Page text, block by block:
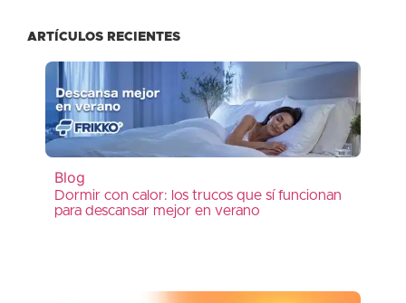
ARTÍCULOS RECIENTES
Blog
Dormir con calor: los trucos que sí funcionan
para descansar mejor en verano